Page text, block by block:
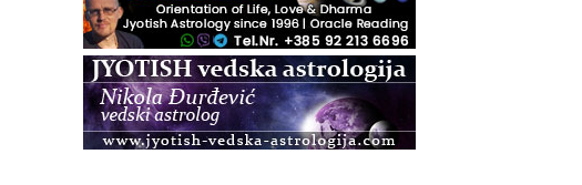
Radionica: Pomagači iz drugih dimenzija Online –
otvoreno za sve
21.08.
Zagreb+Online
Osnovni ThetaHealing® tečaj, Zagreb i Online
22.08.
Pula